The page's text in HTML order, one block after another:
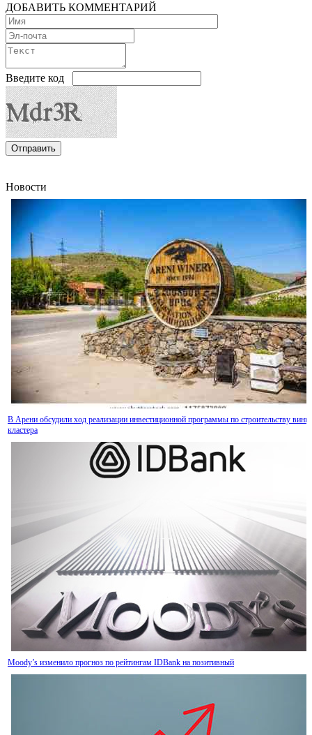
Пашинян
деятельности игорного бизнеса в Армении займется " ООО "Random Systems
из Мальты
На продолжение реализации в Армении программы дорожного строительства будет
направлено 19,6 млрд драмов
IDBank представляет новую карту Mastercard World с преимуществами для
специальной акцией
ДОБАВИТЬ КОММЕНТАРИЙ
Введите код
Новости
В Арени обсудили ход реализации инвестиционной программы по строительству
кластера
Moody’s изменило прогноз по рейтингам IDBank на позитивный